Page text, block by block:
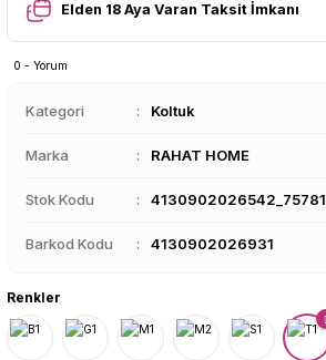
Elden 18 Aya Varan Taksit İmkanı
0 - Yorum
Kategori Koltuk
Marka RAHAT HOME
Stok Kodu 4130902026542_75781
Barkod Kodu 4130902026931
Renkler